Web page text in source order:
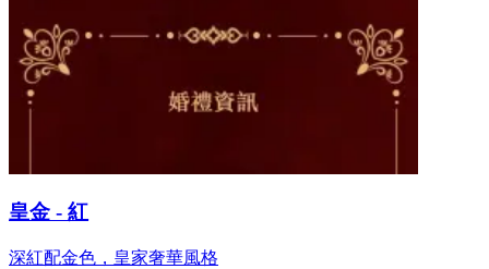
皇金 - 紅
深紅配金色，皇家奢華風格